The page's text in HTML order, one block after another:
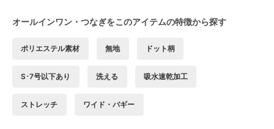
オールインワン・つなぎをこのアイテムの特徴から探す
ポリエステル素材 無地 ドット柄
S･7号以下あり 洗える 吸水速乾加工
ストレッチ ワイド・バギー